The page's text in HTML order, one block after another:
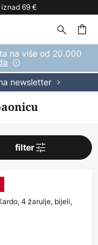
69 €
na više od 20.000
newsletter
filter
4 žarulje, bijeli,